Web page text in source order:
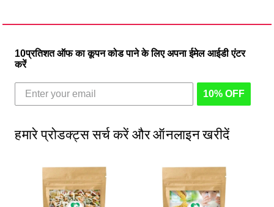
10प्रतिशत ऑफ का कूपन कोड पाने के लिए अपना ईमेल आईडी एंटर
करें
10% OFF
हमारे प्रोडक्ट्स सर्च करें और ऑनलाइन खरीदें